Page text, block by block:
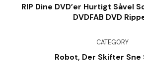
RIP Dine DVD’er Hurtigt Såvel
DVDFAB DVD
CATEGORY
Robot, Der Skifter Sne